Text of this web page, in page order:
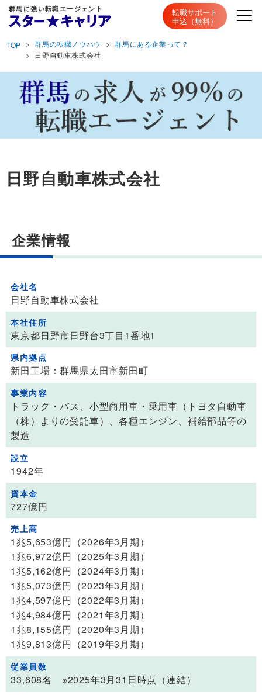
群馬に強い転職エージェント 転職サポート
申込（無料）
TOP 群馬の転職ノウハウ
群馬にある企業って？
日野自動車株式会社
日野自動車株式会社
企業情報
会社名
日野自動車株式会社
本社住所
東京都日野市日野台3丁目1番地1
県内拠点
新田工場：群馬県太田市新田町
事業内容
トラック・バス、小型商用車・乗用車（トヨタ自動車
（株）よりの受託車）、各種エンジン、補給部品等の
製造
設立
1942年
資本金
727億円
売上高
1兆5,653億円（2026年3月期）
1兆6,972億円（2025年3月期）
1兆5,162億円（2024年3月期）
1兆5,073億円（2023年3月期）
1兆4,597億円（2022年3月期）
1兆4,984億円（2021年3月期）
1兆8,155億円（2020年3月期）
1兆9,813億円（2019年3月期）
従業員数
33,608名 ※2025年3月31日時点（連結）